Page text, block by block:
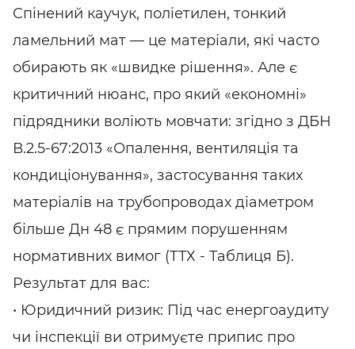
Спінений каучук, поліетилен, тонкий
ламельний мат — це матеріали, які часто
обирають як «швидке рішення». Але є
критичний нюанс, про який «економні»
підрядники воліють мовчати: згідно з ДБН
В.2.5-67:2013 «Опалення, вентиляція та
кондиціонування», застосування таких
матеріалів на трубопроводах діаметром
більше Дн 48 є прямим порушенням
нормативних вимог (ТТХ - Таблиця Б).
Результат для вас:
• Юридичний ризик: Під час енергоаудиту
чи інспекції ви отримуєте припис про